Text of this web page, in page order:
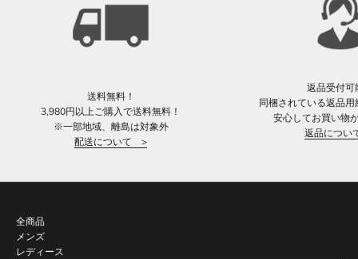
送料無料！
3,980円以上ご購入で送料無料！
※一部地域、離島は対象外
配送について >
返品受付可
同梱されている返品
安心してお買い物
返品につ
全商品
メンズ
レディース